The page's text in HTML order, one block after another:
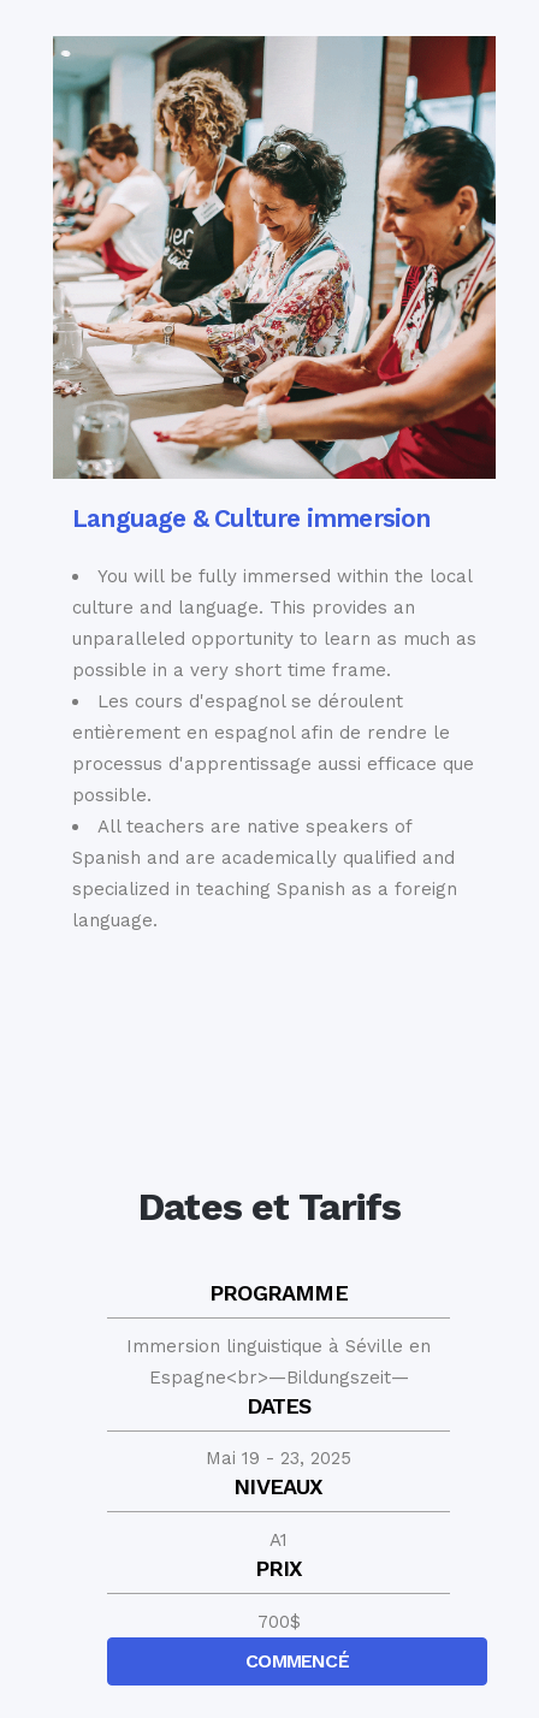
Language & Culture immersion
You will be fully immersed within the local
culture and language. This provides an
unparalleled opportunity to learn as much as
possible in a very short time frame.
Les cours d'espagnol se déroulent
entièrement en espagnol afin de rendre le
processus d'apprentissage aussi efficace que
possible.
All teachers are native speakers of
Spanish and are academically qualified and
specialized in teaching Spanish as a foreign
language.
Dates et Tarifs
PROGRAMME
Immersion linguistique à Séville en
Espagne<br>—Bildungszeit—
DATES
Mai 19 - 23, 2025
NIVEAUX
A1
PRIX
700$
COMMENCÉ